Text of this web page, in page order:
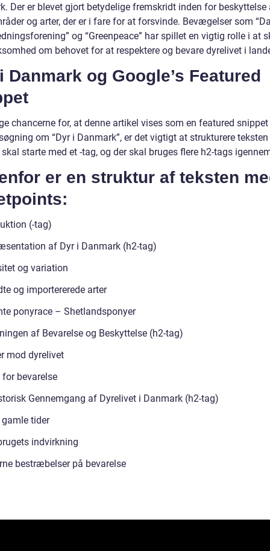
Der er blevet gjort betydelige fremskridt inden for beskyttelse
og arter, der er i fare for at forsvinde. Bevægelser som
og “Greenpeace” har spillet en vigtig rolle i at
om behovet for at respektere og bevare dyrelivet i
Danmark og Google’s Featured
chancerne for, at denne artikel vises som en featured
om “Dyr i Danmark”, er det vigtigt at strukturere
starte med et -tag, og der skal bruges flere h2-tags
er en struktur af teksten
(-tag)
af Dyr i Danmark (h2-tag)
og variation
og importererede arter
ponyrace – Shetlandsponyer
af Bevarelse og Beskyttelse (h2-tag)
mod dyrelivet
bevarelse
Gennemgang af Dyrelivet i Danmark (h2-tag)
tider
indvirkning
bestræbelser på bevarelse